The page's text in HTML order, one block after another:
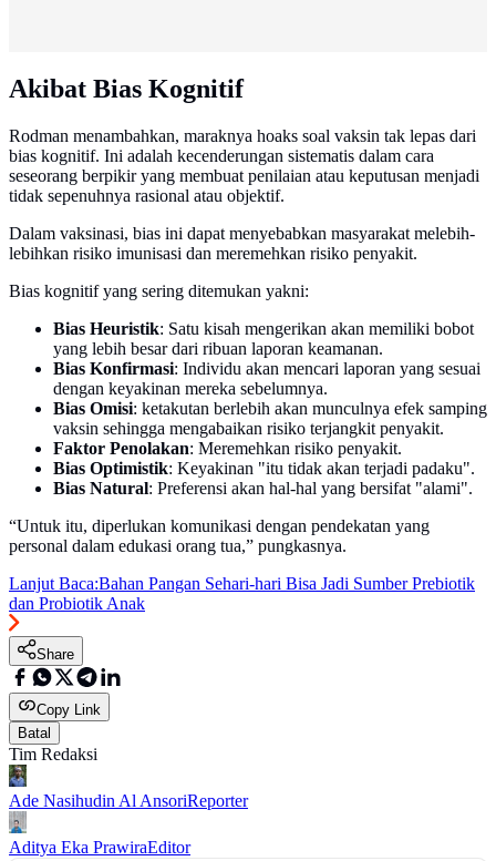
Akibat Bias Kognitif
Rodman menambahkan, maraknya hoaks soal vaksin tak lepas dari
bias kognitif. Ini adalah kecenderungan sistematis dalam cara
seseorang berpikir yang membuat penilaian atau keputusan menjadi
tidak sepenuhnya rasional atau objektif.
Dalam vaksinasi, bias ini dapat menyebabkan masyarakat melebih-
lebihkan risiko imunisasi dan meremehkan risiko penyakit.
Bias kognitif yang sering ditemukan yakni:
Bias Heuristik: Satu kisah mengerikan akan memiliki bobot
yang lebih besar dari ribuan laporan keamanan.
Bias Konfirmasi: Individu akan mencari laporan yang sesuai
dengan keyakinan mereka sebelumnya.
Bias Omisi: ketakutan berlebih akan munculnya efek samping
vaksin sehingga mengabaikan risiko terjangkit penyakit.
Faktor Penolakan: Meremehkan risiko penyakit.
Bias Optimistik: Keyakinan "itu tidak akan terjadi padaku".
Bias Natural: Preferensi akan hal-hal yang bersifat "alami".
“Untuk itu, diperlukan komunikasi dengan pendekatan yang
personal dalam edukasi orang tua,” pungkasnya.
Lanjut Baca:Bahan Pangan Sehari-hari Bisa Jadi Sumber Prebiotik
dan Probiotik Anak
Share
Copy Link
Batal
Tim Redaksi
Ade Nasihudin Al AnsoriReporter
Aditya Eka PrawiraEditor